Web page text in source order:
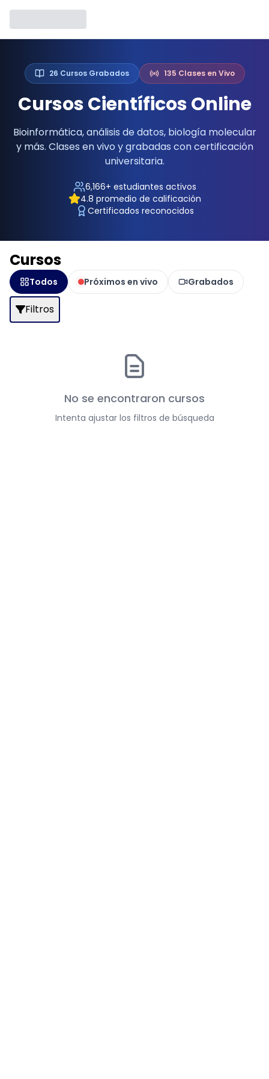
26 Cursos Grabados 135 Clases en Vivo
Cursos Científicos Online
Bioinformática, análisis de datos, biología molecular
y más. Clases en vivo y grabadas con certificación
universitaria.
6,166+ estudiantes activos
4.8 promedio de calificación
Certificados reconocidos
Cursos
Todos Próximos en vivo Grabados
Filtros
No se encontraron cursos
Intenta ajustar los filtros de búsqueda